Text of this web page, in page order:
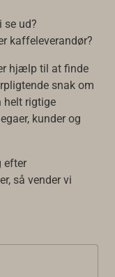
se ud?
kaffeleverandør?
hjælp til at finde
snak om
helt rigtige
kunder og
efter
så vender vi